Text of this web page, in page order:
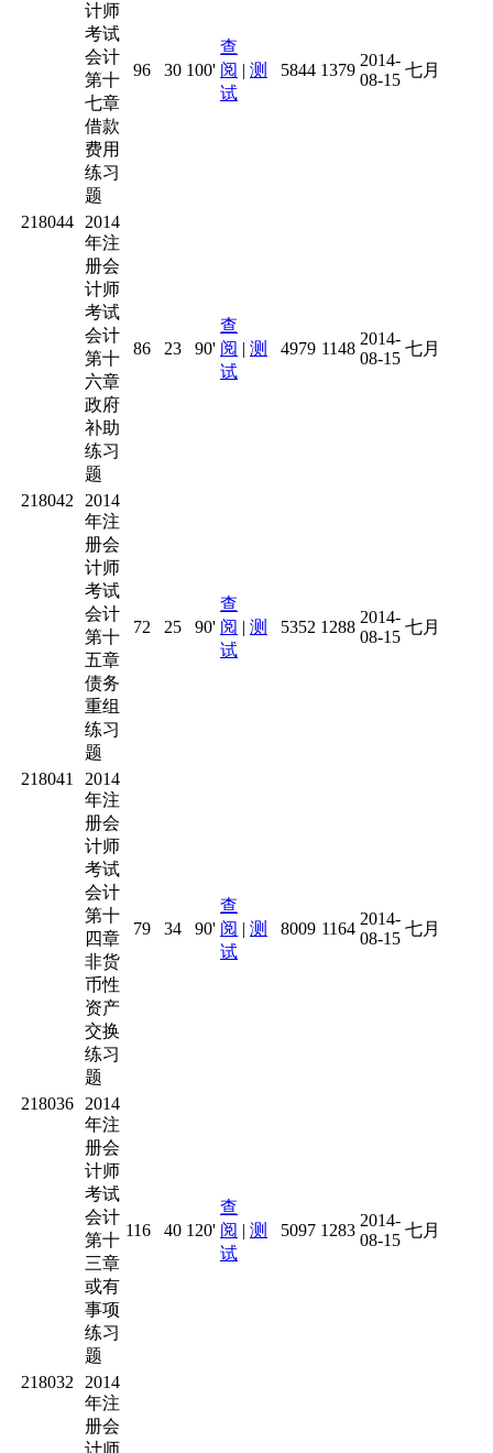
计师
考试
会计
第十
七章
借款
费用
练习
题
96 30 100'
查
阅 | 测
试
5844 1379
2014-
08-15
七月
218044
2014
年注
册会
计师
考试
会计
第十
六章
政府
补助
练习
题
86 23 90'
查
阅 | 测
试
4979 1148
2014-
08-15
七月
218042
2014
年注
册会
计师
考试
会计
第十
五章
债务
重组
练习
题
72 25 90'
查
阅 | 测
试
5352 1288
2014-
08-15
七月
218041
2014
年注
册会
计师
考试
会计
第十
四章
非货
币性
资产
交换
练习
题
79 34 90'
查
阅 | 测
试
8009 1164
2014-
08-15
七月
218036
2014
年注
册会
计师
考试
会计
第十
三章
或有
事项
练习
题
116 40 120'
查
阅 | 测
试
5097 1283
2014-
08-15
七月
218032
2014
年注
册会